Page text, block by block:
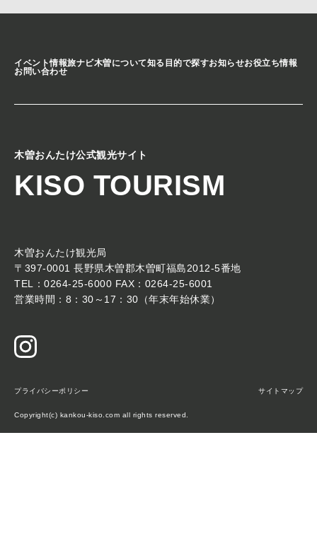
イベント情報旅ナビ木曽について知る 目的で探すお知らせお役立ち情報
お問い合わせ
木曽おんたけ公式観光サイト
KISO TOURISM
木曽おんたけ観光局
〒397-0001 長野県木曽郡木曽町福島2012-5番地
TEL：0264-25-6000 FAX：0264-25-6001
営業時間：8：30～17：30（年末年始休業）
プライバシーポリシー サイトマップ
Copyright(c) kankou-kiso.com all rights reserved.